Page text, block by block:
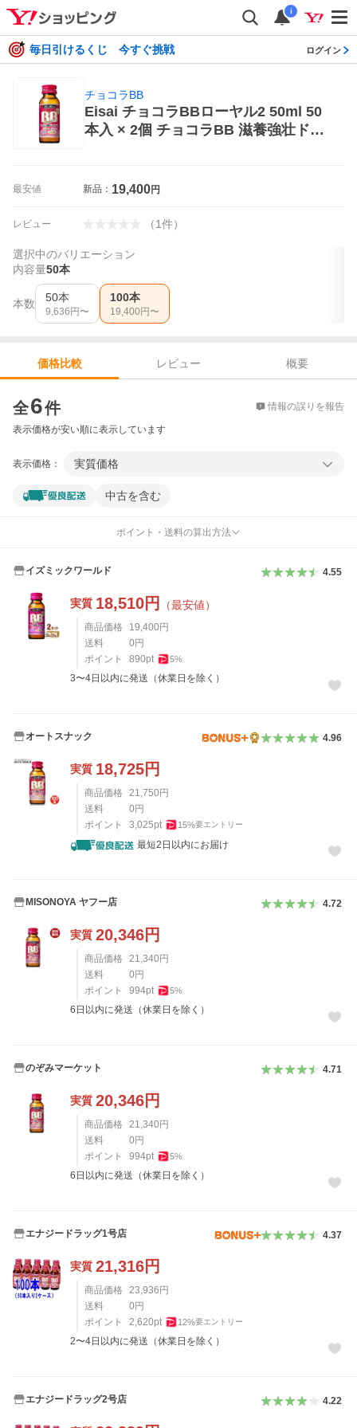
i
毎日引けるくじ 今すぐ挑戦 ログイン
チョコラBB
Eisai チョコラBBローヤル2 50ml 50
本入 × 2個 チョコラBB 滋養強壮ドリ
最安値 新品： 19,400円
レビュー （1件）
選択中のバリエーション
内容量50本
本数 50本
9,636 円〜
100本
19,400 円〜
価格比較 レビュー
概要
全6件 情報の誤りを報告
表示価格が安い順に表示しています
表示価格： 実質価格
中古を含む
ポイント・送料の算出方法
イズミックワールド 4.55
実質 18,510円 （最安値）
商品価格 19,400 円
送料
0 円
ポイント
890pt 5%
3〜4日以内に発送（休業日を除く）
オートスナック 4.96
実質 18,725円
商品価格 21,750 円
送料
0 円
ポイント
3,025pt 15%要エントリー
最短2日以内にお届け
MISONOYA ヤフー店 4.72
実質 20,346円
商品価格 21,340 円
送料
0 円
ポイント
994pt 5%
6日以内に発送（休業日を除く）
のぞみマーケット 4.71
実質 20,346円
商品価格 21,340 円
送料
0 円
ポイント
994pt 5%
6日以内に発送（休業日を除く）
エナジードラッグ1号店 4.37
実質 21,316円
商品価格 23,936 円
送料
0 円
ポイント
2,620pt 12%要エントリー
2〜4日以内に発送（休業日を除く）
エナジードラッグ2号店 4.22